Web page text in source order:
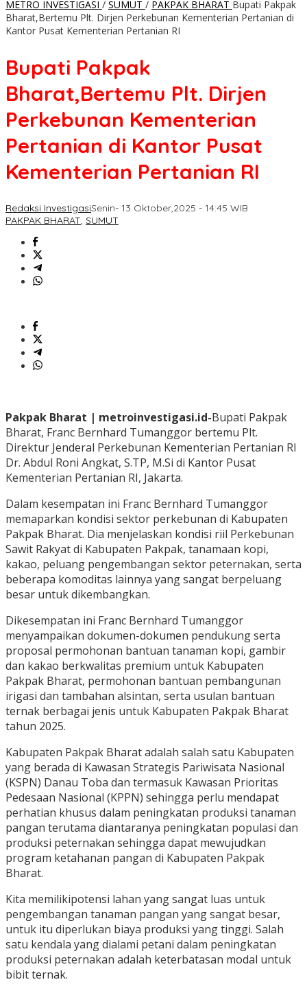
METRO INVESTIGASI / SUMUT / PAKPAK BHARAT Bupati Pakpak
Bharat,Bertemu Plt. Dirjen Perkebunan Kementerian Pertanian di
Kantor Pusat Kementerian Pertanian RI
Bupati Pakpak
Bharat,Bertemu Plt. Dirjen
Perkebunan Kementerian
Pertanian di Kantor Pusat
Kementerian Pertanian RI
Redaksi InvestigasiSenin- 13 Oktober,2025 - 14:45 WIB
PAKPAK BHARAT, SUMUT
Pakpak Bharat | metroinvestigasi.id-Bupati Pakpak
Bharat, Franc Bernhard Tumanggor bertemu Plt.
Direktur Jenderal Perkebunan Kementerian Pertanian RI
Dr. Abdul Roni Angkat, S.TP, M.Si di Kantor Pusat
Kementerian Pertanian RI, Jakarta.
Dalam kesempatan ini Franc Bernhard Tumanggor
memaparkan kondisi sektor perkebunan di Kabupaten
Pakpak Bharat. Dia menjelaskan kondisi riil Perkebunan
Sawit Rakyat di Kabupaten Pakpak, tanamaan kopi,
kakao, peluang pengembangan sektor peternakan, serta
beberapa komoditas lainnya yang sangat berpeluang
besar untuk dikembangkan.
Dikesempatan ini Franc Bernhard Tumanggor
menyampaikan dokumen-dokumen pendukung serta
proposal permohonan bantuan tanaman kopi, gambir
dan kakao berkwalitas premium untuk Kabupaten
Pakpak Bharat, permohonan bantuan pembangunan
irigasi dan tambahan alsintan, serta usulan bantuan
ternak berbagai jenis untuk Kabupaten Pakpak Bharat
tahun 2025.
Kabupaten Pakpak Bharat adalah salah satu Kabupaten
yang berada di Kawasan Strategis Pariwisata Nasional
(KSPN) Danau Toba dan termasuk Kawasan Prioritas
Pedesaan Nasional (KPPN) sehingga perlu mendapat
perhatian khusus dalam peningkatan produksi tanaman
pangan terutama diantaranya peningkatan populasi dan
produksi peternakan sehingga dapat mewujudkan
program ketahanan pangan di Kabupaten Pakpak
Bharat.
Kita memilikipotensi lahan yang sangat luas untuk
pengembangan tanaman pangan yang sangat besar,
untuk itu diperlukan biaya produksi yang tinggi. Salah
satu kendala yang dialami petani dalam peningkatan
produksi peternakan adalah keterbatasan modal untuk
bibit ternak.